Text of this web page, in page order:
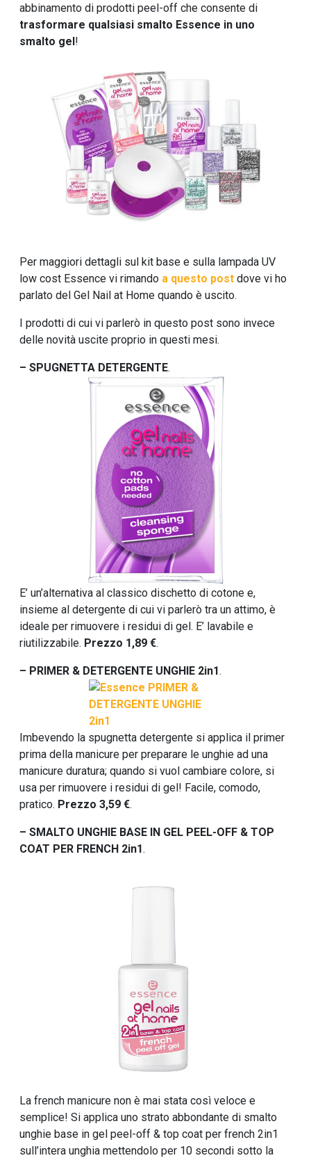
abbinamento di prodotti peel-off che consente di
trasformare qualsiasi smalto Essence in uno
smalto gel !
Per maggiori dettagli sul kit base e sulla lampada UV
low cost Essence vi rimando a questo post dove vi ho
parlato del Gel Nail at Home quando è uscito.
I prodotti di cui vi parlerò in questo post sono invece
delle novità uscite proprio in questi mesi.
– SPUGNETTA DETERGENTE.
E’ un’alternativa al classico dischetto di cotone e,
insieme al detergente di cui vi parlerò tra un attimo, è
ideale per rimuovere i residui di gel. E’ lavabile e
riutilizzabile. Prezzo 1,89 €.
– PRIMER & DETERGENTE UNGHIE 2in1.
Imbevendo la spugnetta detergente si applica il primer
prima della manicure per preparare le unghie ad una
manicure duratura; quando si vuol cambiare colore, si
usa per rimuovere i residui di gel! Facile, comodo,
pratico. Prezzo 3,59 €.
– SMALTO UNGHIE BASE IN GEL PEEL-OFF & TOP
COAT PER FRENCH 2in1.
La french manicure non è mai stata così veloce e
semplice! Si applica uno strato abbondante di smalto
unghie base in gel peel-off & top coat per french 2in1
sull’intera unghia mettendolo per 10 secondi sotto la